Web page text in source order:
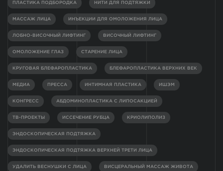
ПЛАСТИКА ПОДБОРОДКА НИТИ ДЛЯ ПОДТЯЖКИ
МАССАЖ ЛИЦА ИНЪЕКЦИИ ДЛЯ ОМОЛОЖЕНИЯ ЛИЦА
ЛОБНО-ВИСОЧНЫЙ ЛИФТИНГ ВИСОЧНЫЙ ЛИФТИНГ
ОМОЛОЖЕНИЕ ГЛАЗ СТАРЕНИЕ ЛИЦА
КРУГОВАЯ БЛЕФАРОПЛАСТИКА БЛЕФАРОПЛАСТИКА ВЕРХНИХ ВЕК
МЕДИА ПРЕССА ИНТИМНАЯ ПЛАСТИКА ИШЭМ
КОНГРЕСС АБДОМИНОПЛАСТИКА С ЛИПОСАКЦИЕЙ
ТВ-ПРОЕКТЫ ИССЕЧЕНИЕ РУБЦА КРИОЛИПОЛИЗ
ЭНДОСКОПИЧЕСКАЯ ПОДТЯЖКА
ЭНДОСКОПИЧЕСКАЯ ПОДТЯЖКА ВЕРХНЕЙ ТРЕТИ ЛИЦА
УДАЛИТЬ ВЕСНУШКИ С ЛИЦА ВИСЦЕРАЛЬНЫЙ МАССАЖ ЖИВОТА